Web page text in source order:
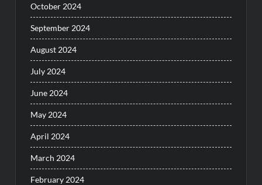
October 2024
September 2024
August 2024
July 2024
June 2024
May 2024
April 2024
March 2024
February 2024